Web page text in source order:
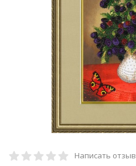
Написать отзыв